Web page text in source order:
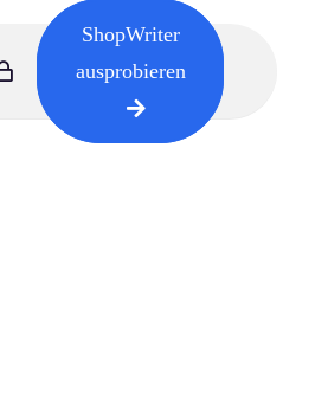
ShopWriter
ausprobieren